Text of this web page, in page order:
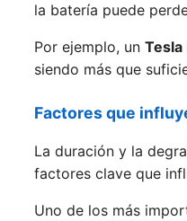
la batería puede
Por ejemplo, un Tesla
siendo más que
Factores que
La duración y la
factores clave que
Uno de los más